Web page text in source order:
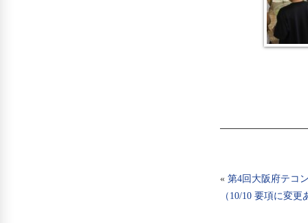
« 第4回大阪府テコ
（10/10 要項に変更